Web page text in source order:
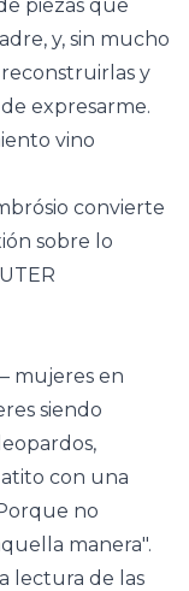
piezas que
y, sin mucho
y
expresarme.
vino
mujeres en
siendo
con una
no
manera".
lectura de las